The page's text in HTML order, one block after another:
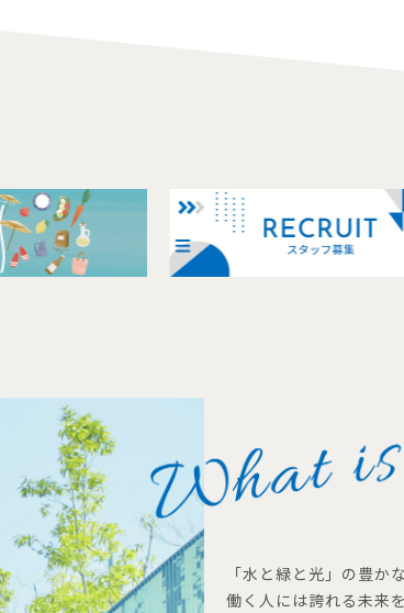
「水と緑と光」の豊
働く人には誇れる未来